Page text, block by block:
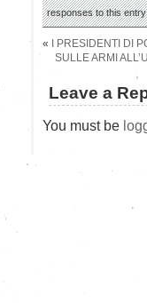
responses to this
«
I PRESIDENTI DI
SULLE ARMI
Leave a
You must be